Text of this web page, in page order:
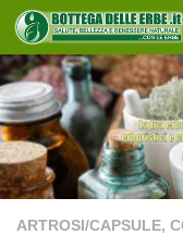
Sotto il contenuto
ARTROSI/CAPSULE,